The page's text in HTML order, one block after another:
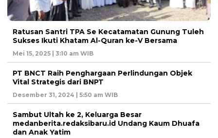
Ratusan Santri TPA Se Kecatamatan Gunung Tuleh
Sukses Ikuti Khatam Al-Quran ke-V Bersama
Mei 15, 2025 | 3:10 am WIB
PT BNCT Raih Penghargaan Perlindungan Objek
Vital Strategis dari BNPT
Desember 31, 2024 | 5:50 am WIB
Sambut Ultah ke 2, Keluarga Besar
medanberita.redaksibaru.id Undang Kaum Dhuafa
dan Anak Yatim